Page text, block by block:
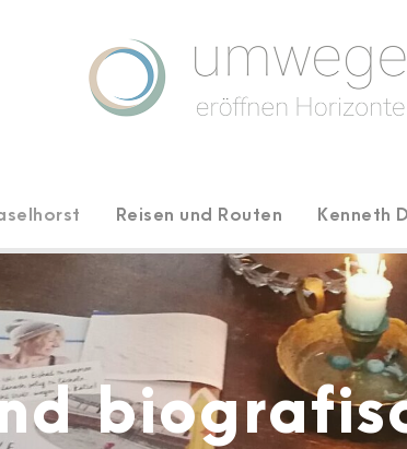
Reisen und Routen Kenneth